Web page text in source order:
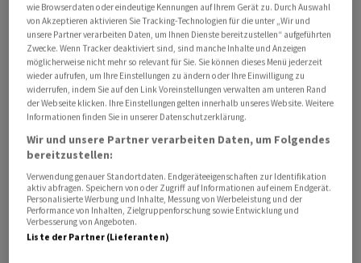
Der Umsatz im abgelaufenen zweiten Quartal habe 13,5
Milliarden Dollar betragen, teilte der wertvollste
börsennotierte Chip-Hersteller am Mittwoch nach US-
Börsenschluss mit. Erwartet worden waren etwa elf
Milliarden.
Für das laufende dritte Quartal dürfte der Umsatz dann
16 Milliarden Dollar betragen, während von Refinitiv
befragte Experten von 12,6 Milliarden Dollar ausgehen.
DieNvidia-Aktie lag im nachbörslichen Handel zunächst
mehr als sieben Prozent zu und zog weitere
Chiphersteller mit sich in die Höhe.
wie Browserdaten oder eindeutige Kennungen auf Ihrem Gerät zu. Durch Auswahl
von Akzeptieren aktivieren Sie Tracking-Technologien für die unter „Wir und
unsere Partner verarbeiten Daten, um Ihnen Dienste bereitzustellen“ aufgeführten
Zwecke. Wenn Tracker deaktiviert sind, sind manche Inhalte und Anzeigen
möglicherweise nicht mehr so relevant für Sie. Sie können dieses Menü jederzeit
wieder aufrufen, um Ihre Einstellungen zu ändern oder Ihre Einwilligung zu
widerrufen, indem Sie auf den Link Voreinstellungen verwalten am unteren Rand
der Webseite klicken. Ihre Einstellungen gelten innerhalb unseres Website. Weitere
Informationen finden Sie in unserer Datenschutzerklärung.
Wir und unsere Partner verarbeiten Daten, um Folgendes
bereitzustellen:
Verwendung genauer Standortdaten. Endgeräteeigenschaften zur Identifikation
aktiv abfragen. Speichern von oder Zugriff auf Informationen auf einem Endgerät.
Personalisierte Werbung und Inhalte, Messung von Werbeleistung und der
Performance von Inhalten, Zielgruppenforschung sowie Entwicklung und
Verbesserung von Angeboten.
Liste der Partner (Lieferanten)